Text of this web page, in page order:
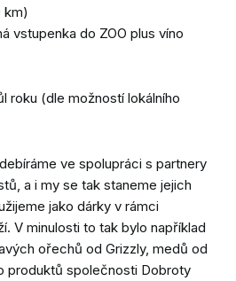
km)
do ZOO plus víno
(dle možností lokálního
ve spolupráci s partnery
a i my se tak staneme jejich
jako dárky v rámci
V minulosti to tak bylo například
ořechů od Grizzly, medů od
produktů společnosti Dobroty